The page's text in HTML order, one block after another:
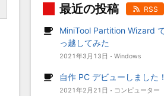
最近の投稿 RSS
MiniTool Partition Wizard
っ越してみた
2021年3月13日 Windows
自作 PC デビューしました！
2021年2月21日 コンピューター